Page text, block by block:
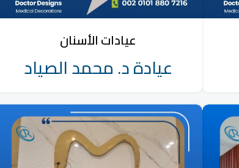
عيادات الأسنان
عيادة د. محمد الصياد